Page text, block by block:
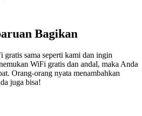
Bagikan
sama seperti kami dan ingin
WiFi gratis dan andal, maka Anda
Orang-orang nyata menambahkan
juga bisa!